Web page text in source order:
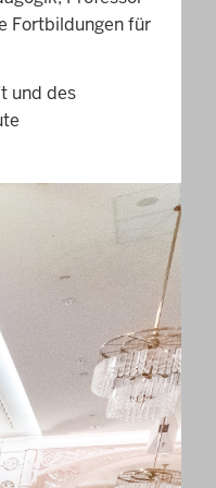
Fortbildungen für
und des